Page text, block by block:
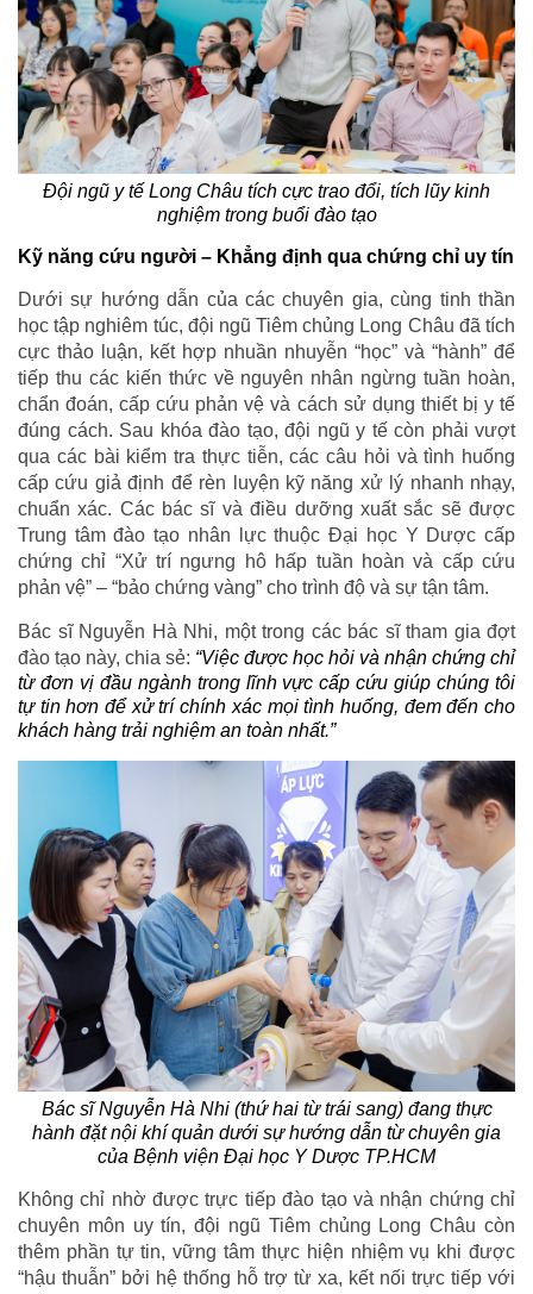
Đội ngũ y tế Long Châu tích cực trao đổi, tích lũy kinh
nghiệm trong buổi đào tạo
Kỹ năng cứu người – Khẳng định qua chứng chỉ uy tín
Dưới sự hướng dẫn của các chuyên gia, cùng tinh thần
học tập nghiêm túc, đội ngũ Tiêm chủng Long Châu đã tích
cực thảo luận, kết hợp nhuần nhuyễn “học” và “hành” để
tiếp thu các kiến thức về nguyên nhân ngừng tuần hoàn,
chẩn đoán, cấp cứu phản vệ và cách sử dụng thiết bị y tế
đúng cách. Sau khóa đào tạo, đội ngũ y tế còn phải vượt
qua các bài kiểm tra thực tiễn, các câu hỏi và tình huống
cấp cứu giả định để rèn luyện kỹ năng xử lý nhanh nhạy,
chuẩn xác. Các bác sĩ và điều dưỡng xuất sắc sẽ được
Trung tâm đào tạo nhân lực thuộc Đại học Y Dược cấp
chứng chỉ “Xử trí ngưng hô hấp tuần hoàn và cấp cứu
phản vệ” – “bảo chứng vàng” cho trình độ và sự tận tâm.
Bác sĩ Nguyễn Hà Nhi, một trong các bác sĩ tham gia đợt
đào tạo này, chia sẻ: “Việc được học hỏi và nhận chứng chỉ
từ đơn vị đầu ngành trong lĩnh vực cấp cứu giúp chúng tôi
tự tin hơn để xử trí chính xác mọi tình huống, đem đến cho
khách hàng trải nghiệm an toàn nhất.”
Bác sĩ Nguyễn Hà Nhi (thứ hai từ trái sang) đang thực
hành đặt nội khí quản dưới sự hướng dẫn từ chuyên gia
của Bệnh viện Đại học Y Dược TP.HCM
Không chỉ nhờ được trực tiếp đào tạo và nhận chứng chỉ
chuyên môn uy tín, đội ngũ Tiêm chủng Long Châu còn
thêm phần tự tin, vững tâm thực hiện nhiệm vụ khi được
“hậu thuẫn” bởi hệ thống hỗ trợ từ xa, kết nối trực tiếp với